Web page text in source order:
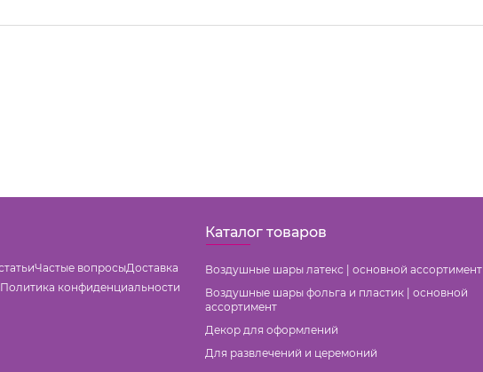
Частые вопросыДоставка
Политика конфиденциальности
Каталог товаров
Воздушные шары латекс | основной ассортимент
Воздушные шары фольга и пластик | основной
ассортимент
Декор для оформлений
Для развлечений и церемоний